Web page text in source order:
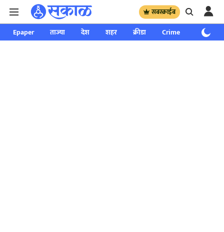
सबस्क्राईब
Epaper ताज्या देश शहर क्रीडा Crime साप्ताहिक